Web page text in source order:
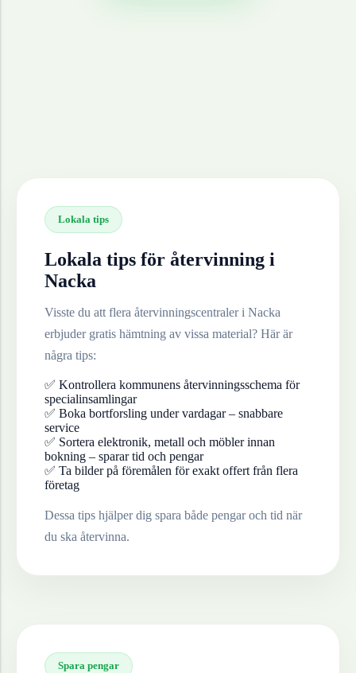
Lokala tips
Lokala tips för återvinning i
Nacka
Visste du att flera återvinningscentraler i Nacka
erbjuder gratis hämtning av vissa material? Här är
några tips:
✅ Kontrollera kommunens återvinningsschema för
specialinsamlingar
✅ Boka bortforsling under vardagar – snabbare
service
✅ Sortera elektronik, metall och möbler innan
bokning – sparar tid och pengar
✅ Ta bilder på föremålen för exakt offert från flera
företag
Dessa tips hjälper dig spara både pengar och tid när
du ska återvinna.
Spara pengar